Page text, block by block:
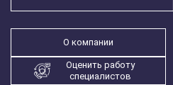
О компании
Оценить работу
специалистов